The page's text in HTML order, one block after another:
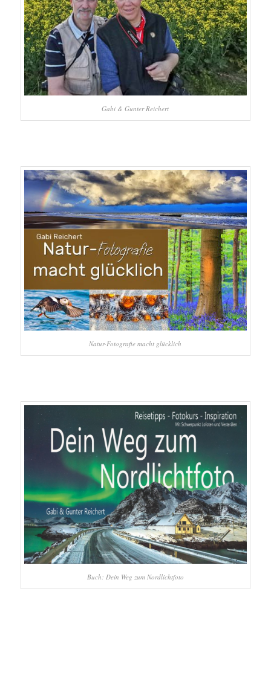
Gabi & Gunter Reichert
Natur-Fotografie macht glücklich
Buch: Dein Weg zum Nordlichtfoto